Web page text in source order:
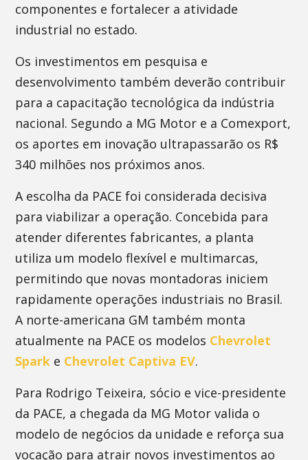
componentes e fortalecer a atividade
industrial no estado.
Os investimentos em pesquisa e
desenvolvimento também deverão contribuir
para a capacitação tecnológica da indústria
nacional. Segundo a MG Motor e a Comexport,
os aportes em inovação ultrapassarão os R$
340 milhões nos próximos anos.
A escolha da PACE foi considerada decisiva
para viabilizar a operação. Concebida para
atender diferentes fabricantes, a planta
utiliza um modelo flexível e multimarcas,
permitindo que novas montadoras iniciem
rapidamente operações industriais no Brasil.
A norte-americana GM também monta
atualmente na PACE os modelos Chevrolet
Spark e Chevrolet Captiva EV.
Para Rodrigo Teixeira, sócio e vice-presidente
da PACE, a chegada da MG Motor valida o
modelo de negócios da unidade e reforça sua
vocação para atrair novos investimentos ao